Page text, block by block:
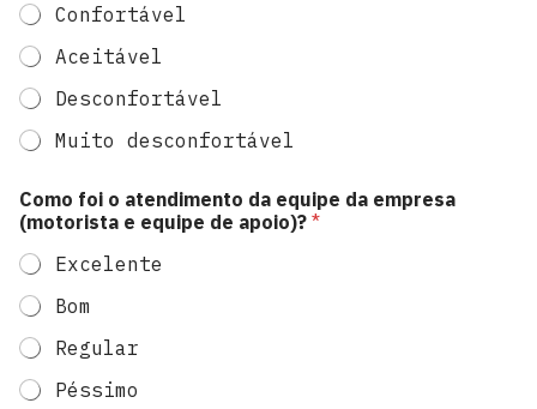
i
o
g
e
a
Confortável
Aceitável
Desconfortável
Muito desconfortável
Como foi o atendimento da equipe da empresa
(motorista e equipe de apoio)? *
Excelente
Bom
Regular
Péssimo